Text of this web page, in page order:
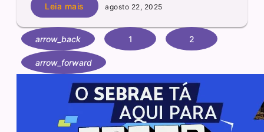
Leia mais agosto 22, 2025
arrow_back 1 2
arrow_forward